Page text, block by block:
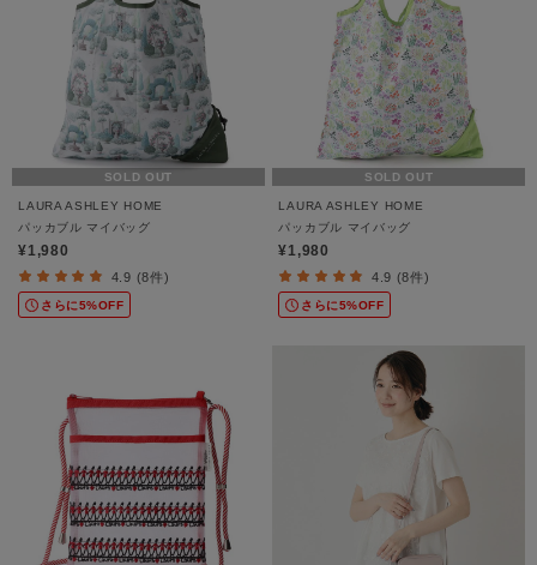
SOLD OUT
LAURA ASHLEY HOME
パッカブル マイバッグ
¥1,980
4.9 (8件)
さらに5%OFF
SOLD OUT
LAURA ASHLEY HOME
パッカブル マイバッグ
¥1,980
4.9 (8件)
さらに5%OFF